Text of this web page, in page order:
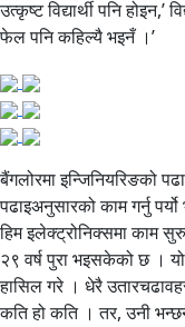
उत्कृष्ट विद्यार्थी पनि होइन,’
फेल पनि कहिल्यै भइनँ ।’
बैंगलोरमा इन्जिनियरिङको
पढाइअनुसारको काम गर्नु
हिम इलेक्ट्रोनिक्समा काम
२९ वर्ष पुरा भइसकेको छ ।
हासिल गरे । धेरै
कति हो कति । तर, उनी